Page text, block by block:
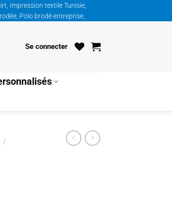
Impression textile Tunisie,
Polo brodé entreprise,
Se connecter
/